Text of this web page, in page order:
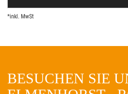
*inkl. MwSt
BESUCHEN SIE